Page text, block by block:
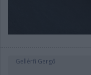
Gellérfi Gergő